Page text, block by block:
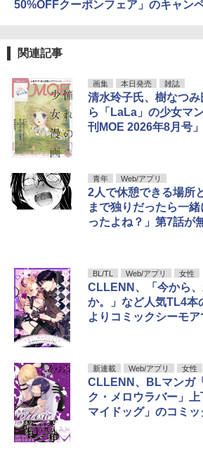
50%OFFクーポンフェア」のキャン
関連記事
画集 本日発売 雑誌
清水玲子氏、樹なつ
ら「LaLa」の少女マ
刊MOE 2026年8月号
青年 Web/アプリ
2人で休憩できる場
まで独りだったら一
ったよね？」第7話が
BL/TL Web/アプリ 女性
CLLENN、「今から
か。」など人気TL4本
よりコミックシーモ
新連載 Web/アプリ 女性
CLLENN、BLマンガ
ク・メロウラバー」
マイドッグ」のコミ